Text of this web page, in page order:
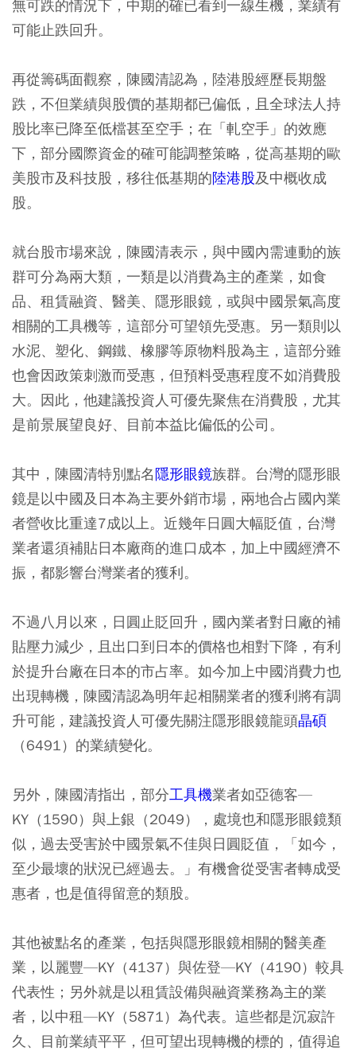
無可跌的情況下，中期的確已看到一線生機，業績有
可能止跌回升。
再從籌碼面觀察，陳國清認為，陸港股經歷長期盤
跌，不但業績與股價的基期都已偏低，且全球法人持
股比率已降至低檔甚至空手；在「軋空手」的效應
下，部分國際資金的確可能調整策略，從高基期的歐
美股市及科技股，移往低基期的陸港股及中概收成
股。
就台股市場來說，陳國清表示，與中國內需連動的族
群可分為兩大類，一類是以消費為主的產業，如食
品、租賃融資、醫美、隱形眼鏡，或與中國景氣高度
相關的工具機等，這部分可望領先受惠。另一類則以
水泥、塑化、鋼鐵、橡膠等原物料股為主，這部分雖
也會因政策刺激而受惠，但預料受惠程度不如消費股
大。因此，他建議投資人可優先聚焦在消費股，尤其
是前景展望良好、目前本益比偏低的公司。
其中，陳國清特別點名隱形眼鏡族群。台灣的隱形眼
鏡是以中國及日本為主要外銷市場，兩地合占國內業
者營收比重達7成以上。近幾年日圓大幅貶值，台灣
業者還須補貼日本廠商的進口成本，加上中國經濟不
振，都影響台灣業者的獲利。
不過八月以來，日圓止貶回升，國內業者對日廠的補
貼壓力減少，且出口到日本的價格也相對下降，有利
於提升台廠在日本的市占率。如今加上中國消費力也
出現轉機，陳國清認為明年起相關業者的獲利將有調
升可能，建議投資人可優先關注隱形眼鏡龍頭晶碩
（6491）的業績變化。
另外，陳國清指出，部分工具機業者如亞德客—
KY（1590）與上銀（2049），處境也和隱形眼鏡類
似，過去受害於中國景氣不佳與日圓貶值，「如今，
至少最壞的狀況已經過去。」有機會從受害者轉成受
惠者，也是值得留意的類股。
其他被點名的產業，包括與隱形眼鏡相關的醫美產
業，以麗豐—KY（4137）與佐登—KY（4190）較具
代表性；另外就是以租賃設備與融資業務為主的業
者，以中租—KY（5871）為代表。這些都是沉寂許
久、目前業績平平，但可望出現轉機的標的，值得追